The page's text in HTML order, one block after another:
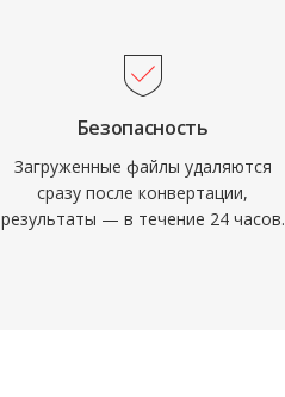
Безопасность
Загруженные файлы удаляются
сразу после конвертации,
результаты — в течение 24 часов.